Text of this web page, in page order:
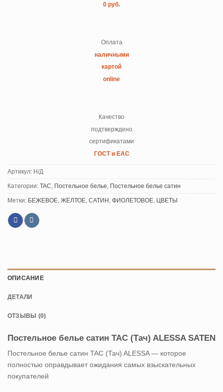
0 руб.
Оплата
наличными
картой
online
Качество
подтверждено
сертификатами
ГОСТ и ЕАС
Артикул: Н/Д
Категории: TAC Постельное белье Постельное белье сатин
Метки: БЕЖЕВОЕ ЖЕЛТОЕ САТИН ФИОЛЕТОВОЕ ЦВЕТЫ
ОПИСАНИЕ
ДЕТАЛИ
ОТЗЫВЫ (0)
Постельное белье сатин TAC (Тач) ALESSA SATEN
Постельное белье сатин TAC (Тач) ALESSA — которое
полностью оправдывает ожидания самых взыскательных
покупателей